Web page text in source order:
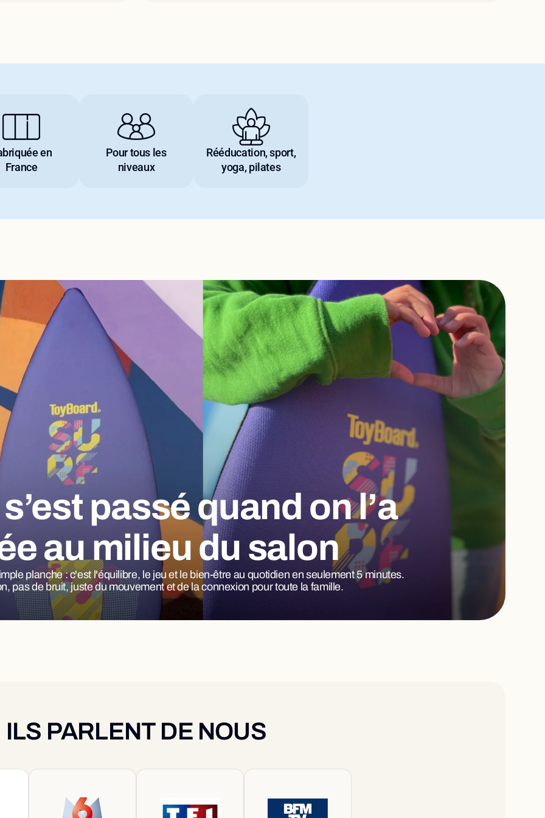
en
France
Pour tous les
niveaux
Rééducation, sport,
yoga, pilates
passé quand on l’a
au milieu du salon
planche : c'est l'équilibre, le jeu et le bien-être au quotidien en seulement 5 minutes.
pas de bruit, juste du mouvement et de la connexion pour toute la famille.
ILS PARLENT DE NOUS